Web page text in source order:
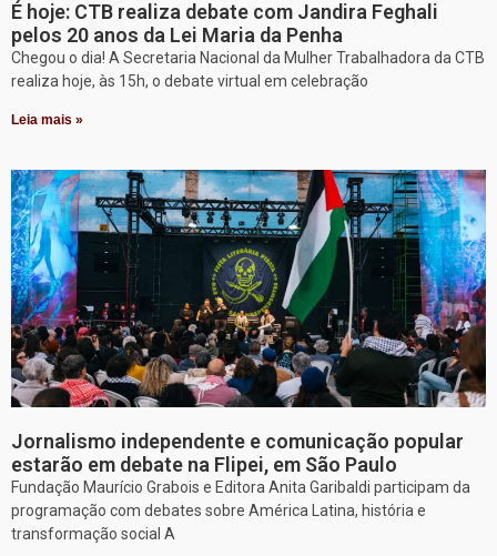
É hoje: CTB realiza debate com Jandira Feghali
pelos 20 anos da Lei Maria da Penha
Chegou o dia! A Secretaria Nacional da Mulher Trabalhadora da CTB
realiza hoje, às 15h, o debate virtual em celebração
Leia mais »
Jornalismo independente e comunicação popular
estarão em debate na Flipei, em São Paulo
Fundação Maurício Grabois e Editora Anita Garibaldi participam da
programação com debates sobre América Latina, história e
transformação social A